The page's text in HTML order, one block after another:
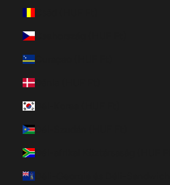
Csehország (HUF Ft)
Curaçao (HUF Ft)
Dánia (HUF Ft)
Dél-Szudán (HUF Ft)
Dél-afrikai Köztársaság (HUF Ft)